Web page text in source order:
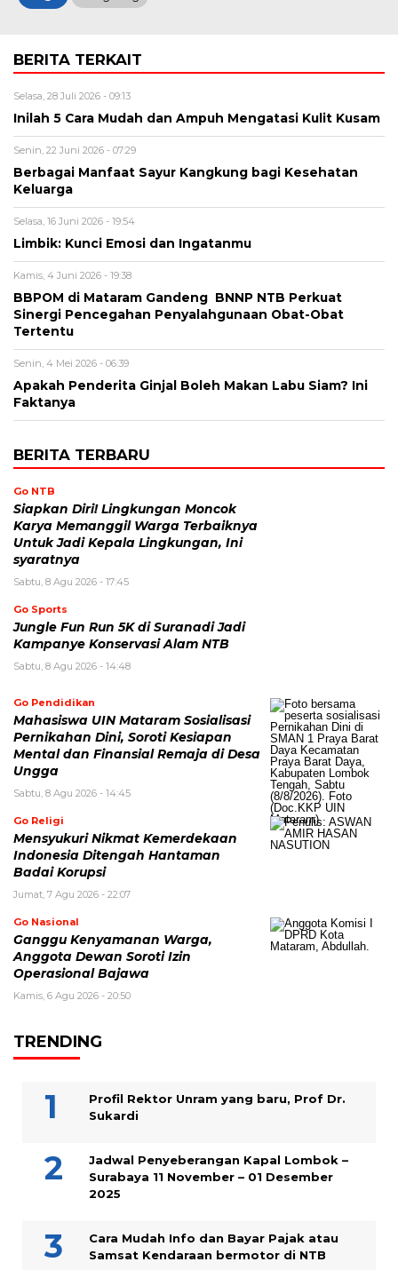
BERITA TERKAIT
Selasa, 28 Juli 2026 - 09:13
Inilah 5 Cara Mudah dan Ampuh Mengatasi Kulit Kusam
Senin, 22 Juni 2026 - 07:29
Berbagai Manfaat Sayur Kangkung bagi Kesehatan
Keluarga
Selasa, 16 Juni 2026 - 19:54
Limbik: Kunci Emosi dan Ingatanmu
Kamis, 4 Juni 2026 - 19:38
BBPOM di Mataram Gandeng BNNP NTB Perkuat
Sinergi Pencegahan Penyalahgunaan Obat-Obat
Tertentu
Senin, 4 Mei 2026 - 06:39
Apakah Penderita Ginjal Boleh Makan Labu Siam? Ini
Faktanya
BERITA TERBARU
Go NTB
Siapkan Diri! Lingkungan Moncok
Karya Memanggil Warga Terbaiknya
Untuk Jadi Kepala Lingkungan, Ini
syaratnya
Sabtu, 8 Agu 2026 - 17:45
Go Sports
Jungle Fun Run 5K di Suranadi Jadi
Kampanye Konservasi Alam NTB
Sabtu, 8 Agu 2026 - 14:48
Go Pendidikan
Mahasiswa UIN Mataram Sosialisasi
Pernikahan Dini, Soroti Kesiapan
Mental dan Finansial Remaja di Desa
Ungga
Sabtu, 8 Agu 2026 - 14:45
Go Religi
Mensyukuri Nikmat Kemerdekaan
Indonesia Ditengah Hantaman
Badai Korupsi
Jumat, 7 Agu 2026 - 22:07
Go Nasional
Ganggu Kenyamanan Warga,
Anggota Dewan Soroti Izin
Operasional Bajawa
Kamis, 6 Agu 2026 - 20:50
TRENDING
Profil Rektor Unram yang baru, Prof Dr.
Sukardi
Jadwal Penyeberangan Kapal Lombok –
Surabaya 11 November – 01 Desember
2025
Cara Mudah Info dan Bayar Pajak atau
Samsat Kendaraan bermotor di NTB